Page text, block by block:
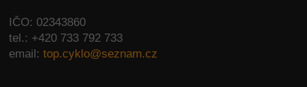
IČO: 02343860
tel.: +420 733 792 733
email:top.cyklo@seznam.cz